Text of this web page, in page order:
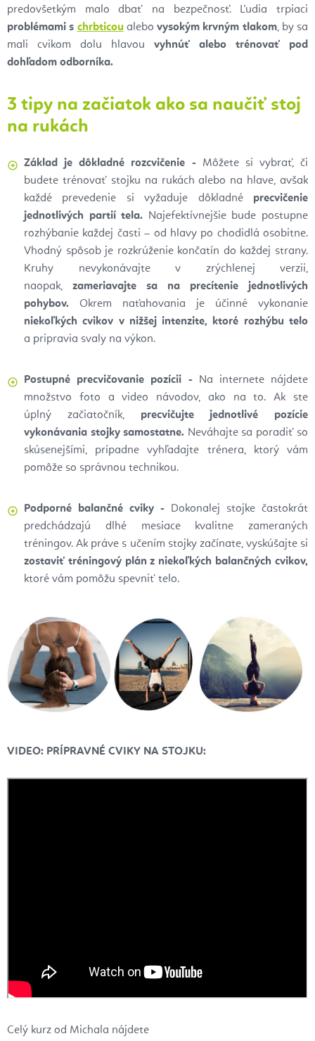
predovšetkým malo dbať na bezpečnosť.
Ľudia trpiaci
problémami s chrbticoualebo vysokým krvným tlakom, by sa
mali cvikom dolu
hlavou vyhnúť alebo trénovať pod
dohľadom odborníka.
3 tipy na začiatok ako sa naučiť stoj
na rukách
Základ je dôkladné rozcvičenie - Môžete si vybrať, či
budete trénovať stojku na rukách alebo na hlave, avšak
každé prevedenie si vyžaduje dôkladné precvičenie
jednotlivých partií tela. Najefektívnejšie bude postupne
rozhýbanie každej časti – od hlavy po chodidlá osobitne.
Vhodný spôsob je rozkrúženie končatín do každej strany.
Kruhy nevykonávajte v
zrýchlenej verzii,
naopak, zameriavajte sa na precítenie jednotlivých
pohybov.
Okrem naťahovania je účinné vykonanie
niekoľkých cvikov v nižšej intenzite, ktoré rozhýbu telo
a pripravia svaly na výkon.
Postupné precvičovanie pozícii -
Na internete nájdete
množstvo foto a
video návodov, ako na to. Ak ste
úplný začiatočník, precvičujte jednotlivé pozície
vykonávania stojky samostatne. Neváhajte sa poradiť so
skúsenejšími, prípadne vyhľadajte trénera, ktorý vám
pomôže so správnou technikou.
Podporné balančné cviky - Dokonalej stojke častokrát
predchádzajú dlhé mesiace kvalitne zameraných
tréningov.Ak práve s učením stojky začínate, vyskúšajte si
zostaviť tréningový plán z niekoľkých balančných cvikov,
ktoré vám pomôžu spevniť telo.
VIDEO: PRÍPRAVNÉ CVIKY NA STOJKU:
Celý kurz od Michala nájdete